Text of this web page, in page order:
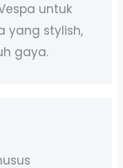
untuk
yang stylish,
gaya.